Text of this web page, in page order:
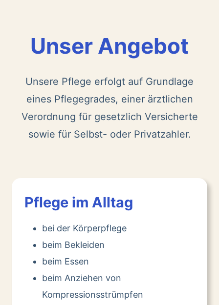
Unser Angebot
Unsere Pflege erfolgt auf Grundlage
eines Pflegegrades, einer ärztlichen
Verordnung für gesetzlich Versicherte
sowie für Selbst- oder Privatzahler.
Pflege im Alltag
bei der Körperpflege
beim Bekleiden
beim Essen
beim Anziehen von
Kompressionsstrümpfen